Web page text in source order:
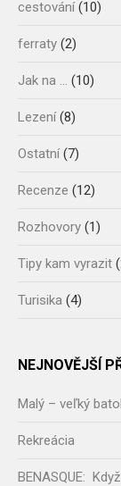
cestování(10)
ferraty (2)
Jak na … (10)
Lezení(8)
Ostatní(7)
Recenze (12)
Rozhovory (1)
Tipy kam vyrazit
Turisika (4)
NEJNOVĚJŠÍ
Malý – veľký
Rekreácia
BENASQUE: